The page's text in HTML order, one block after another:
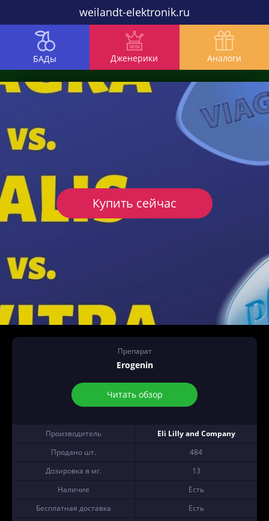
weilandt-elektronik.ru
БАДы Дженерики Аналоги
Препарат
Erogenin
Читать обзор
Производитель
Eli Lilly and Company
Продано шт.
484
Дозировка в мг.
13
Наличие
Есть
Бесплатная доставка
Есть
Купить сейчас